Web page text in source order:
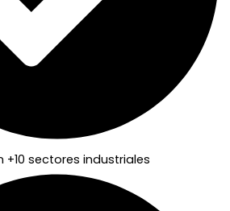
+10 sectores industriales